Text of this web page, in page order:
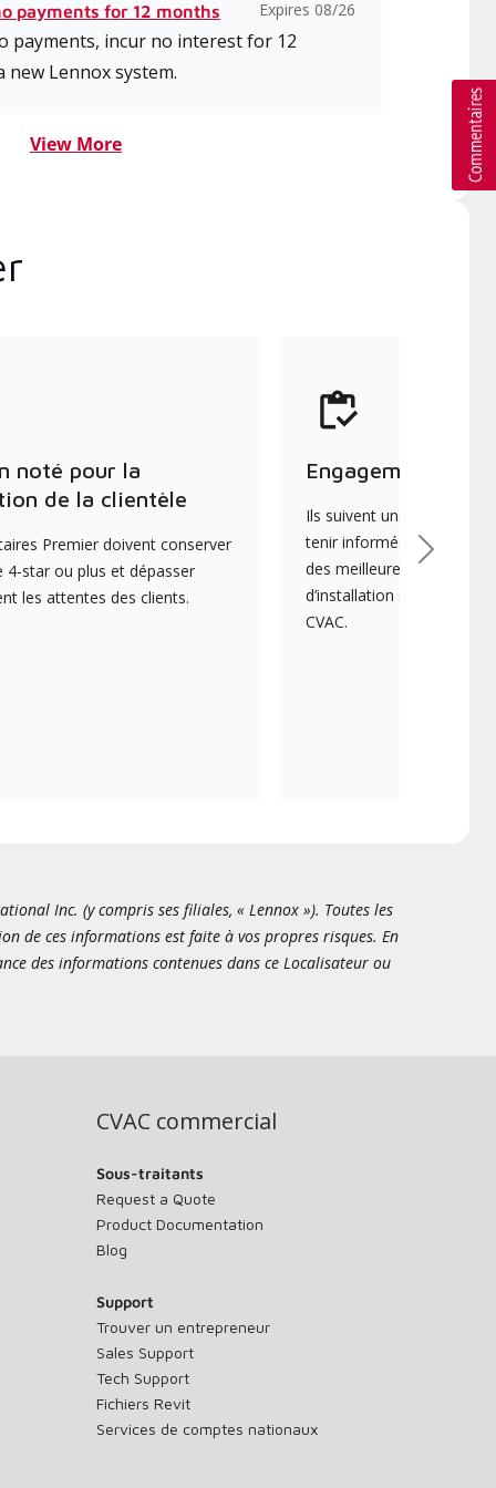
payments for 12 months Expires 08/26
payments, incur no interest for 12
Lennox system.
View More
noté pour la
de la clientèle
Premier doivent conserver
4-star ou plus et dépasser
les attentes des clients.
Engagement
Ils suivent une formation
tenir informés des
des meilleures pratiques
d’installation et
CVAC.
Suivant
Inc. (y compris ses filiales, « Lennox »). Toutes les
de ces informations est faite à vos propres risques. En
des informations contenues dans ce Localisateur ou
CVAC commercial
Sous-traitants
Request a Quote
Product Documentation
Blog
Support
Trouver un entrepreneur
Sales Support
Tech Support
Fichiers Revit
Services de comptes nationaux